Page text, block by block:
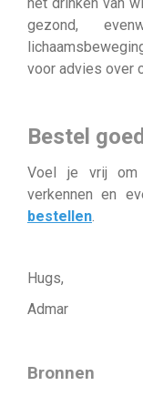
gezond,
voor advies over
Bestel
Voel je vrij
verkennen en
bestellen
Hugs,
Admar
Bronnen